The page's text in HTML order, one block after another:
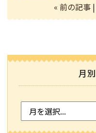
« 前の記事 |
月